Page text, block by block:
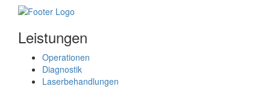
Leistungen
Operationen
Diagnostik
Laserbehandlungen